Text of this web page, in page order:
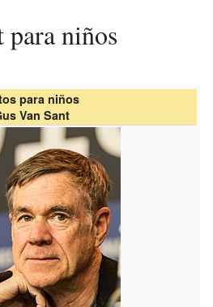
para niños
para niños
Van Sant